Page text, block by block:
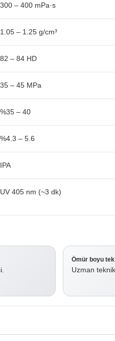
300 – 400 mPa·s
1.05 – 1.25 g/cm³
82 – 84 HD
35 – 45 MPa
%35 – 40
%4.3 – 5.6
IPA
UV 405 nm (~3 dk)
Ömür boyu
Uzman